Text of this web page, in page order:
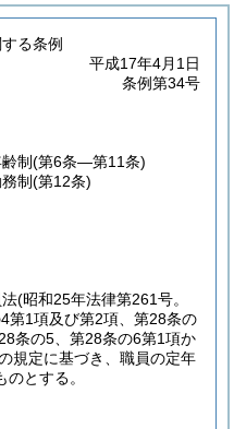
る条例
平成17年4月1日
条例第34号
制(第6条―第11条)
制(第12条)
(昭和25年法律第261号。
第1項及び第2項、第28条の
条の5、第28条の6第1項か
規定に基づき、職員の定年
とする。